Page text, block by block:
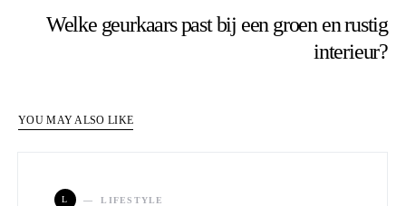
Welke geurkaars past bij een groen en rustig
interieur?
YOU MAY ALSO LIKE
L LIFESTYLE